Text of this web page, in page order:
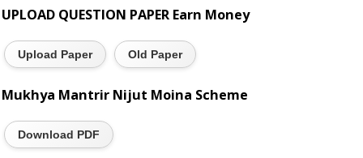
UPLOAD QUESTION PAPER Earn Money
Upload Paper Old Paper
Mukhya Mantrir Nijut Moina Scheme
Download PDF